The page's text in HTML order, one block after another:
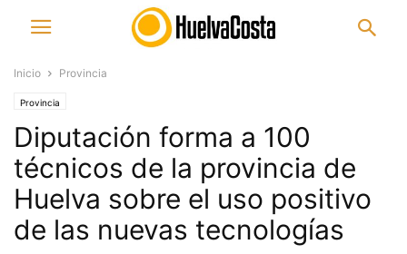
Inicio Provincia
Provincia
Diputación forma a 100
técnicos de la provincia de
Huelva sobre el uso positivo
de las nuevas tecnologías